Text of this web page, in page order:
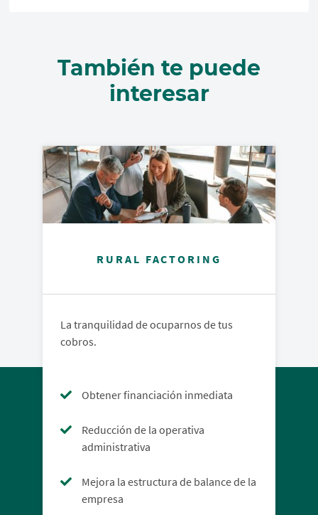
También te puede
interesar
RURAL FACTORING
La tranquilidad de ocuparnos de tus
cobros.
Obtener financiación inmediata
Reducción de la operativa
administrativa
Mejora la estructura de balance de la
empresa